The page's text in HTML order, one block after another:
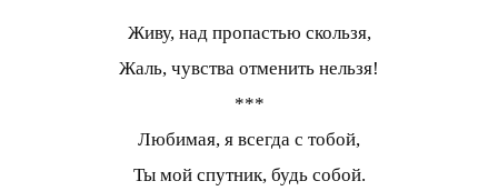
Живу, над пропастью скользя,
Жаль, чувства отменить нельзя!
***
Любимая, я всегда с тобой,
Ты мой спутник, будь собой.